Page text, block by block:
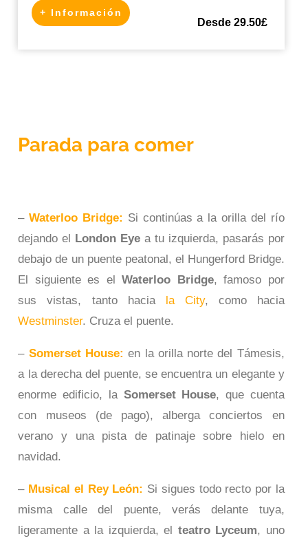
+ Información
Desde 29.50£
Parada para comer
–Waterloo Bridge: Si continúas a la orilla del río
dejando el London Eye a tu izquierda, pasarás por
debajo de un puente peatonal, el Hungerford Bridge.
El siguiente es elWaterloo Bridge, famoso por
sus vistas, tanto haciala City, como hacia
Westminster. Cruza el puente.
– Somerset House: en la orilla norte del Támesis,
a la derecha del puente, se encuentra un elegante y
enorme edificio, la Somerset House, que cuenta
con museos (de pago), alberga conciertos en
verano y una pista de patinaje sobre hielo en
navidad.
– Musical el Rey León: Si sigues todo recto por la
misma calle del puente, verás delante tuya,
ligeramente a la izquierda, el teatro Lyceum, uno